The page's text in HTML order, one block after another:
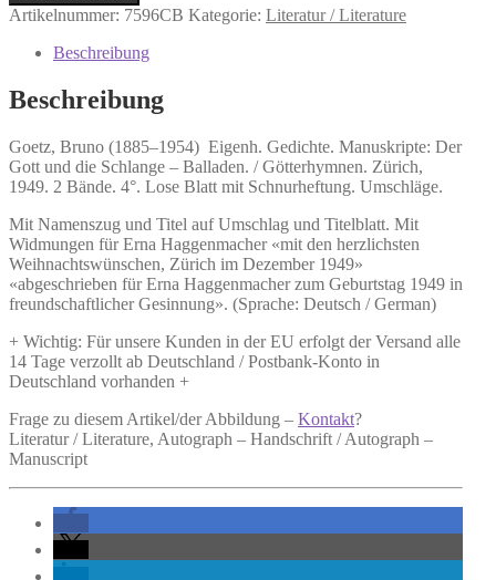
Bruno
1954)
Gedichte.
Menge
Artikelnummer: 7596CB Kategorie: Literatur / Literature
Beschreibung
Beschreibung
Goetz, Bruno (1885–1954) Eigenh. Gedichte. Manuskripte: Der
Gott und die Schlange – Balladen. / Götterhymnen. Zürich,
1949. 2 Bände. 4°. Lose Blatt mit Schnurheftung. Umschläge.
Mit Namenszug und Titel auf Umschlag und Titelblatt. Mit
Widmungen für Erna Haggenmacher «mit den herzlichsten
Weihnachtswünschen, Zürich im Dezember 1949»
«abgeschrieben für Erna Haggenmacher zum Geburtstag 1949 in
freundschaftlicher Gesinnung». (Sprache: Deutsch / German)
+ Wichtig: Für unsere Kunden in der EU erfolgt der Versand alle
14 Tage verzollt ab Deutschland / Postbank-Konto in
Deutschland vorhanden +
Frage zu diesem Artikel/der Abbildung – Kontakt?
Literatur / Literature, Autograph – Handschrift / Autograph –
Manuscript